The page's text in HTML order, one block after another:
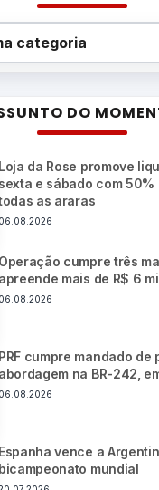
categoria
DO
Loja da Rose promove
sexta e sábado com
as araras
06.08.2026
Operação cumpre três
apreende mais de R$ 6
06.08.2026
PRF cumpre mandado de
abordagem na BR-242,
06.08.2026
Espanha vence a
bicampeonato mundial